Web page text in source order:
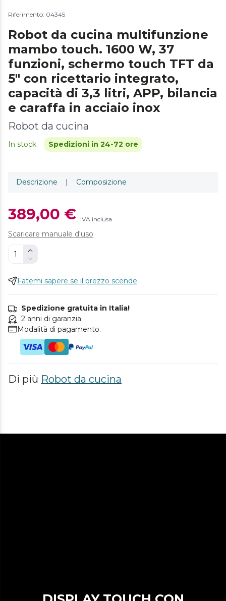
Riferimento: 04345
Robot da cucina multifunzione
mambo touch. 1600 W, 37
funzioni, schermo touch TFT da
5" con ricettario integrato,
capacità di 3,3 litri, APP, bilancia
e caraffa in acciaio inox
Robot da cucina
In stock Spedizioni in 24-72 ore
Descrizione | Composizione
389,00 € IVA inclusa
Scaricare manuale d'uso
Fatemi sapere se il prezzo scende
Spedizione gratuita in Italia!
2 anni di garanzia
Modalità di pagamento.
Di più Robot da cucina